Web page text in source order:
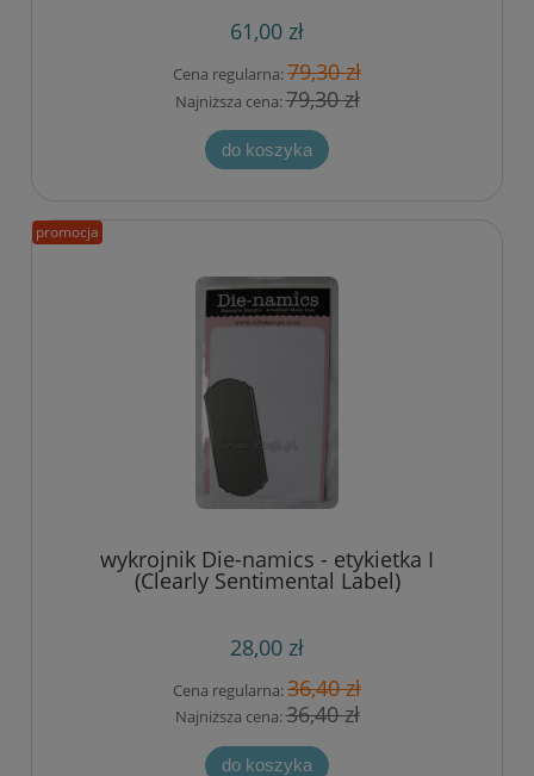
61,00 zł
Cena regularna:79,30 zł
Najniższa cena:79,30 zł
do koszyka
wykrojnik Die-namics - etykietka I
(Clearly Sentimental Label)
28,00 zł
Cena regularna:36,40 zł
Najniższa cena:36,40 zł
do koszyka
promocja